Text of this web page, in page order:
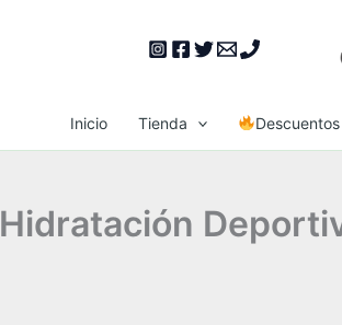
Inicio Tienda Descuentos
Hidratación